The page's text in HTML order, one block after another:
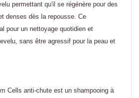
permettant qu'il se régénère pour des
denses dès la repousse. Ce
pour un nettoyage quotidien et
sans être agressif pour la peau et
Cells anti-chute est un shampooing à